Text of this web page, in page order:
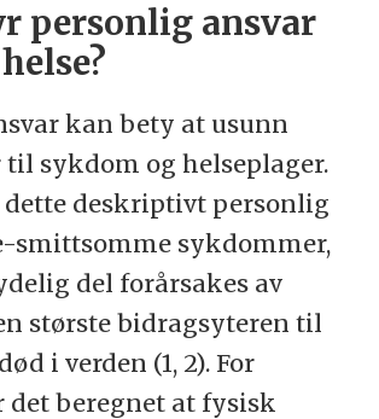
personlig ansvar
kan bety at usunn
sykdom og helseplager.
dette deskriptivt personlig
smittsomme sykdommer,
del forårsakes av
største bidragsyteren til
i verden (1, 2). For
det beregnet at fysisk